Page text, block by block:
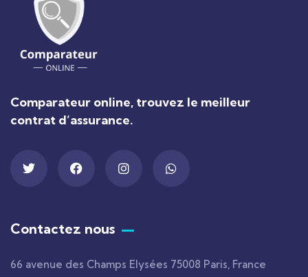
Comparateur online, trouvez le meilleur
contrat d’assurance.
Contactez nous
66 avenue des Champs Elysées 75008 Paris, France